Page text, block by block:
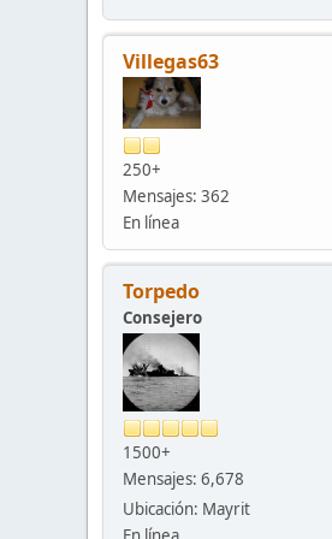
Villegas63
250+
Mensajes: 362
En línea
Torpedo
Consejero
1500+
Mensajes: 6,678
Ubicación: Mayrit